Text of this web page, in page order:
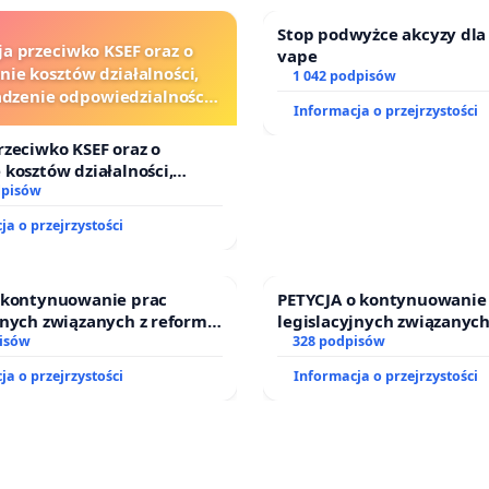
o potrzebie kształcenia specjalnego lub
o niepełnosprawności
20 dzieciw pozostałych grupach
dobrem dzieci, ich prawem do harmonijnego rozwoju
za przyszłe pokolenia, wzywamy do
decyzji, które realnie poprawią jakość edukacji
szansę na spokojne dzieciństwo i lepszą
przeciwko KSEF oraz o
kosztów działalności,
odpowiedzialności
i sędziów
KSEF oraz o
działalności,
odpowiedzialności
o przejrzystości
Stop podwyżce akcyzy
vape
1 042 podpisów
Informacja o przejrzystości
prac
związanych z reformą
o przejrzystości
PETYCJA o
legislacyjnych
prawa rodzinnego
328 podpisów
Informacja o przejrzystości